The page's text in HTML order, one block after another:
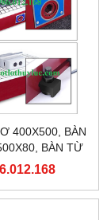
400X500, BÀN
BÀN TỪ
PHAY